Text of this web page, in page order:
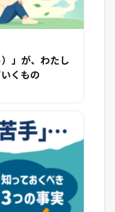
」が、わたし
くもの